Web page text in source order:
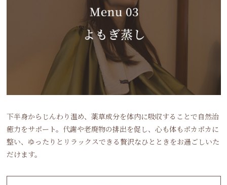
下半身からじんわり温め、薬草成分を体内に吸収することで自然治
癒力をサポート。代謝や老廃物の排出を促し、心も体もポカポカに
整い、ゆったりとリラックスできる贅沢なひとときをお過ごしいた
だけます。